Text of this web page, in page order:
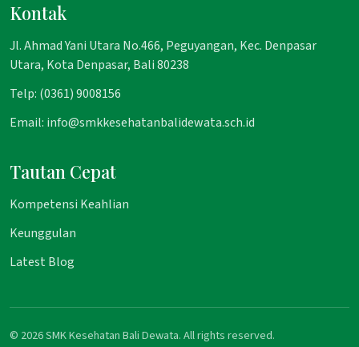
Kontak
Jl. Ahmad Yani Utara No.466, Peguyangan, Kec. Denpasar
Utara, Kota Denpasar, Bali 80238
Telp: (0361) 9008156
Email: info@smkkesehatanbalidewata.sch.id
Tautan Cepat
Kompetensi Keahlian
Keunggulan
Latest Blog
© 2026 SMK Kesehatan Bali Dewata. All rights reserved.